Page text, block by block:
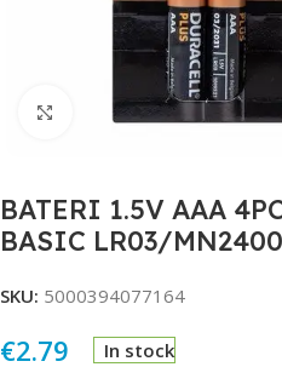
Click to enlarge
BATERI 1.5V AAA
BASIC LR03/MN2400
SKU: 5000394077164
€2.79 In stock